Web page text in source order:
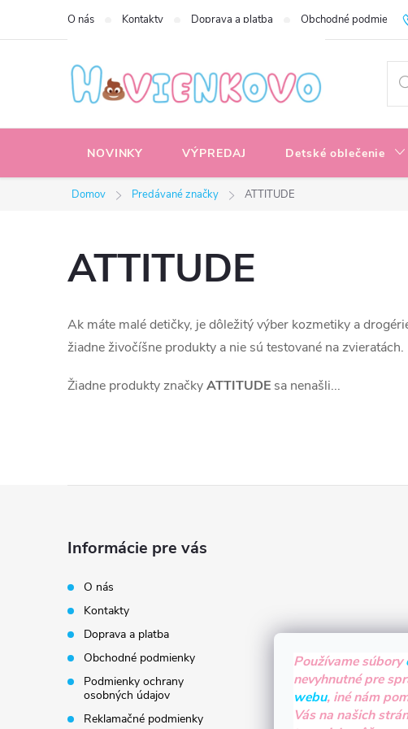
Používame súbory
nevyhnutné pre
webu, iné nám
Vás na našich
O nás Kontakty Doprava a platba Obchodné podmienky
NOVINKY VÝPREDAJ Detské oblečenie
Domov Predávané značky ATTITUDE
ATTITUDE
Ak máte malé detičky, je dôležitý výber kozmetiky a
žiadne živočíšne produkty a nie sú testované na zvieratách.
Žiadne produkty značkyATTITUDE sa nenašli...
Informácie pre vás
O nás
Kontakty
Doprava a platba
Obchodné podmienky
Podmienky ochrany
osobných údajov
Reklamačné podmienky